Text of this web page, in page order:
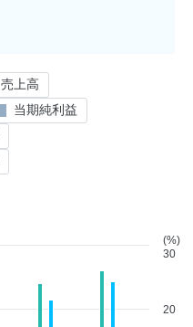
20
(%)
30
売上高
当期純利益